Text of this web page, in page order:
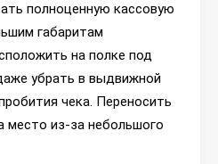
полноценную кассовую
габаритам
на полке под
убрать в выдвижной
чека. Переносить
место из-за небольшого